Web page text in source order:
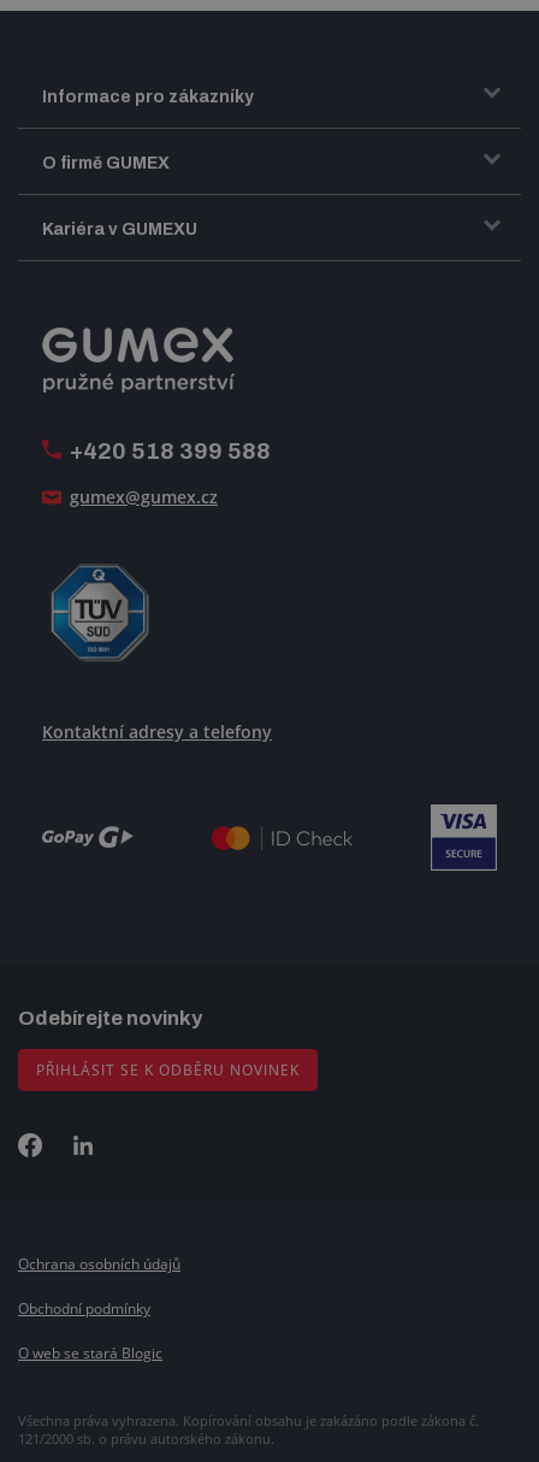
+420 518 399 588
gumex@gumex.cz
Kontaktní adresy a telefony
Informace pro zákazníky
Doprava a zasílání zboží
Obchodní podmínky
Registrace a spolupráce
Firemní časopis Géčko
O firmě GUMEX
Představení firmy GUMEX
Úpravy na míru a montáže
Kariéra v GUMEXU
Volná pracovní místa
Odebírejte novinky
PŘIHLÁSIT SE K ODBĚRU NOVINEK
Všechna práva vyhrazena. Kopírování obsahu je zakázáno podle zákona č.
121/2000 sb. o právu autorského zákonu.
Ochrana osobních údajů
Obchodní podmínky
O web se stará Blogic